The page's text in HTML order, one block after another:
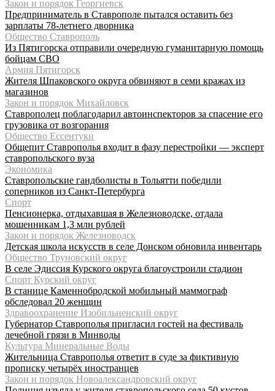
Закон и порядок Георгиевск
Предприниматель в Ставрополе пытался оставить без
зарплаты 78-летнего дворника
Общество Ставрополь
Из Пятигорска отправили очередную гуманитарную помощь
бойцам СВО
Армия Пятигорск
Жителя Шпаковского округа обвиняют в семи кражах из
магазинов
Закон и порядок Михайловск
Ставрополец поблагодарил автоинспекторов за спасение его
грузовика от возгорания
Общество Ессентуки
Общепит Ставрополья входит в фазу перестройки — эксперт
ставропольского вуза
Экономика
Ставропольские гандболисты в Тольятти победили
соперников из Санкт-Петербурга
Спорт
Пенсионерка, отдыхавшая в Железноводске, отдала
мошенникам 1,3 млн рублей
Закон и порядок Железноводск
Детская школа искусств в селе Донском обновила инвентарь
Общество Труновский округ
В селе Эдиссия Курского округа благоустроили стадион
Спорт Курский округ
В станице Каменнобродской мобильный маммограф
обследовал 20 женщин
Здравоохранение Изобильненский округ
Губернатор Ставрополья пригласил гостей на фестиваль
лечебной грязи в Минводы
Культура Минеральные Воды
Жительница Ставрополья ответит в суде за фиктивную
прописку четырёх иностранцев
Закон и порядок Новоалександровский округ